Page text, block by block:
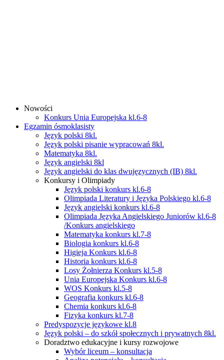
Nowości
Konkurs Unia Europejska kl.6-8
Egzamin ósmoklasisty
Język polski 8kl.
Język polski pisanie wypracowań 8kl.
Matematyka 8kl.
Język angielski 8kl
Język angielski do klas dwujęzycznych (IB) 8kl.
Konkursy i Olimpiady
Język polski konkurs kl.6-8
Olimpiada Literatury i Języka Polskiego kl.6-8
Język angielski konkurs kl.6-8
Olimpiada Języka Angielskiego Juniorów kl.6-8
/Konkurs angielskiego
Matematyka konkurs kl.7-8
Biologia konkurs kl.6-8
Higieja Konkurs kl.6-8
Historia konkurs kl.6-8
Losy Żołnierza Konkurs kl.5-8
Unia Europejska Konkurs kl.6-8
WOS Konkurs kl.5-8
Geografia konkurs kl.6-8
Chemia konkurs kl.6-8
Fizyka konkurs kl.7-8
Predyspozycje językowe kl.8
Język polski – do szkół społecznych i prywatnych 8kl.
Doradztwo edukacyjne i kursy rozwojowe
Wybór liceum – konsultacja